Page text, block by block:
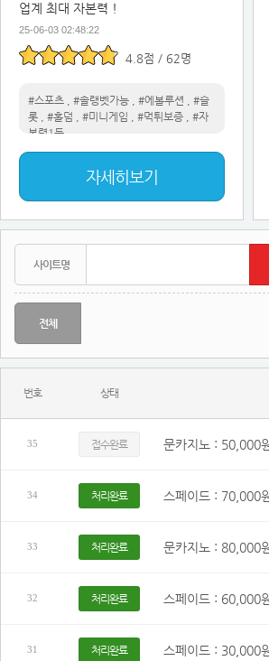
업계 최대 자본력 !
25-06-03 02:48:22
4.8점 / 62명
#스포츠 #솔랭벳가능 #에볼루션
#슬
롯
#홀덤 #미니게임 #먹튀보증
#자
본력1등
자세히보기
전체
번호 상태
35 접수완료 문카지노 : 50,000
34 처리완료 스페이드 : 70,000
33 처리완료 문카지노 : 80,000
32 처리완료 스페이드 : 60,000
31 처리완료 스페이드 : 30,000